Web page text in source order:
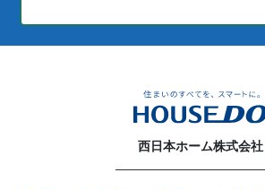
西日本ホーム株式会社